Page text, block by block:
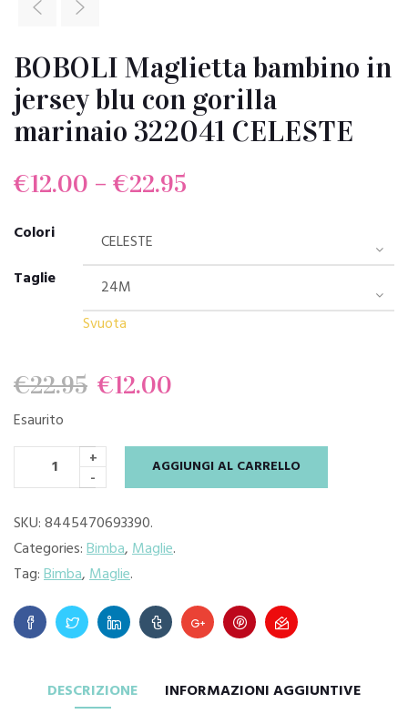
BOBOLI Maglietta bambino in
jersey blu con gorilla
marinaio 322041 CELESTE
€12.00 – €22.95
Colori
Taglie
Svuota
€22.95 Il
originale
era:
€22.95.
€12.00
attuale
Esaurito
+
-
AGGIUNGI AL CARRELLO
SKU:8445470693390.
Categories:Bimba,Maglie.
Tag:Bimba,Maglie.
DESCRIZIONE INFORMAZIONI AGGIUNTIVE